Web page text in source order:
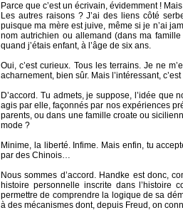
Parce que c’est un écrivain, évidemment !
Les autres raisons ? J’ai des liens côté
puisque ma mère est juive, même si je n’ai
nom autrichien ou allemand (dans ma
quand j’étais enfant, à l’âge de six ans.
Oui, c’est curieux. Tous les terrains. Je ne
acharnement, bien sûr. Mais l’intéressant,
D’accord. Tu admets, je suppose, l’idée
agis par elle, façonnés par nos expériences
parents, ou dans une famille croate ou
mode ?
Minime, la liberté. Infime. Mais enfin, tu
par des Chinois…
Nous sommes d’accord. Handke est donc,
histoire personnelle inscrite dans l’histoire
permettre de comprendre la logique de sa
à des mécanismes dont, depuis Freud, on